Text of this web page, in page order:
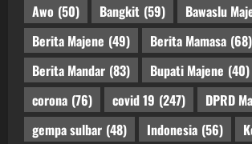
Awo (50) Bangkit (59) Bawaslu
Berita Majene (49) Berita Mamasa (68)
Berita Mandar (83) Bupati Majene (40)
corona (76) covid 19 (247) DPRD
gempa sulbar (48) Indonesia (56)